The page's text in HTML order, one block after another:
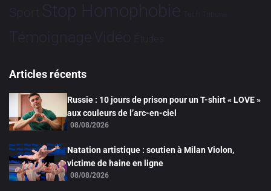
Sport Stop Homophobie Tech Tribune
TémoignageVidéo Études
Articles récents
Russie : 10 jours de prison pour un T-shirt « LOVE »
aux couleurs de l’arc-en-ciel
08/08/2026
Natation artistique : soutien à Milan Violon,
victime de haine en ligne
08/08/2026